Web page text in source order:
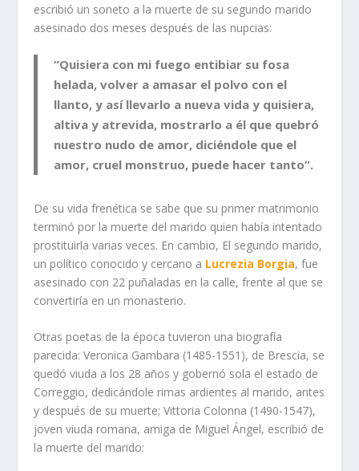
escribió un soneto a la muerte de su segundo marido
asesinado dos meses después de las nupcias:
“Quisiera con mi fuego entibiar su fosa
helada, volver a amasar el polvo con el
llanto, y así llevarlo a nueva vida y quisiera,
altiva y atrevida, mostrarlo a él que quebró
nuestro nudo de amor, diciéndole que el
amor, cruel monstruo, puede hacer tanto”.
De su vida frenética se sabe que su primer matrimonio
terminó por la muerte del marido quien había intentado
prostituirla varias veces. En cambio, El segundo marido,
un político conocido y cercano a Lucrezia Borgia, fue
asesinado con 22 puñaladas en la calle, frente al que se
convertiría en un monasterio.
Otras poetas de la época tuvieron una biografía
parecida: Veronica Gambara (1485-1551), de Brescia, se
quedó viuda a los 28 años y gobernó sola el estado de
Correggio, dedicándole rimas ardientes al marido, antes
y después de su muerte; Vittoria Colonna (1490-1547),
joven viuda romana, amiga de Miguel Ángel, escribió de
la muerte del marido: